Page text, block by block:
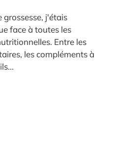
grossesse, j'étais
face à toutes les
Entre les
les compléments à